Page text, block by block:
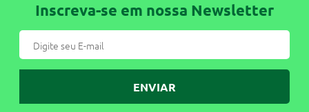
Inscreva-se em nossa Newsletter
ENVIAR